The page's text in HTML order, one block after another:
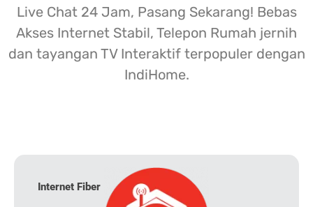
Live Chat 24 Jam, Pasang Sekarang! Bebas
Akses Internet Stabil, Telepon Rumah jernih
dan tayangan TV Interaktif terpopuler dengan
IndiHome.
Internet Fiber